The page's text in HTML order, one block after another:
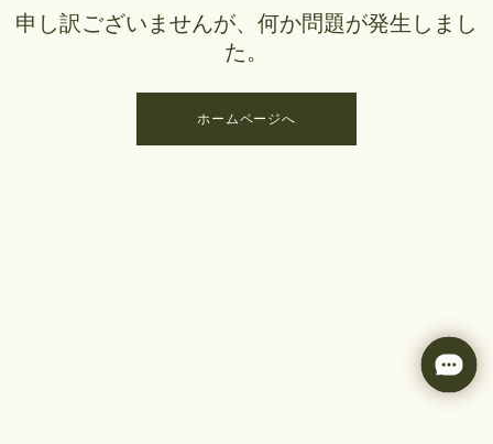
申し訳ございませんが、何か問題が発生しまし
た。
ホームページへ